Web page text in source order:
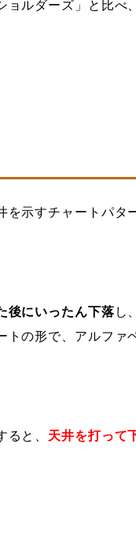
ョルダーズ」と比べ
を示すチャート パタ
後にいったん下落 し
トの形で、 アルファ
ると、 天井を打って